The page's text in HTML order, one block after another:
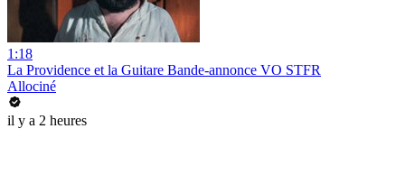
1:18
La Providence et la Guitare Bande-annonce VO STFR
Allociné
il y a 2 heures